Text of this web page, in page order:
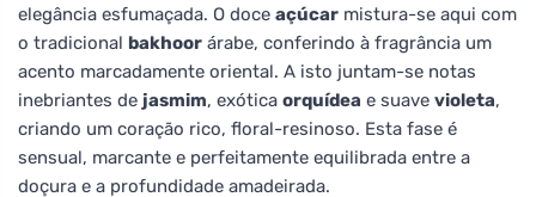
elegância esfumaçada. O doce açúcar mistura-se aqui com
o tradicional bakhoor árabe, conferindo à fragrância um
acento marcadamente oriental. A isto juntam-se notas
inebriantes de jasmim, exótica orquídea e suave violeta,
criando um coração rico, floral-resinoso. Esta fase é
sensual, marcante e perfeitamente equilibrada entre a
doçura e a profundidade amadeirada.